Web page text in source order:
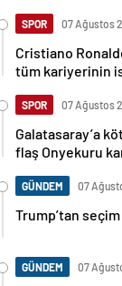
SPOR 07 Ağustos
Cristiano
tüm kariyerinin
SPOR 07 Ağustos
Galatasaray’a
flaş Onyekuru
GÜNDEM 07
Trump’tan
GÜNDEM 07